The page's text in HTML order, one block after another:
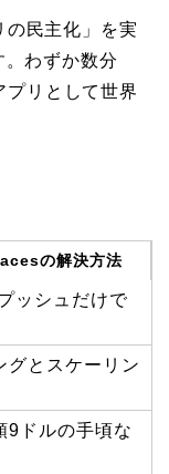
民主化」を実
わずか数分
プリとして世界
の解決方法
ッシュだけで
グとスケーリン
9ドルの手頃な